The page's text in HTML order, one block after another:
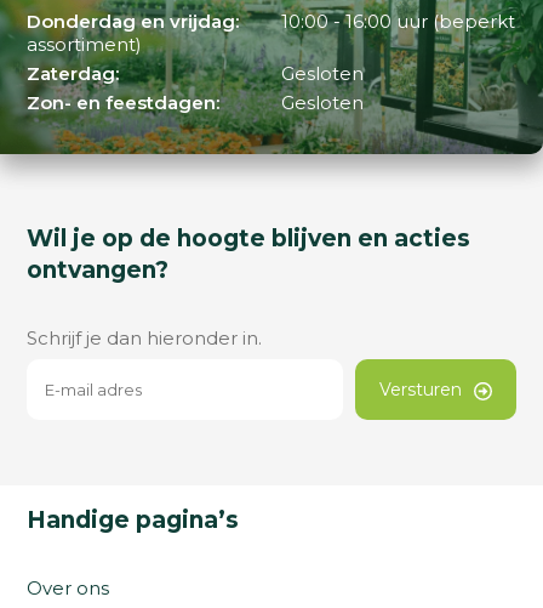
Donderdag en vrijdag:
10:00 - 16:00 uur (beperkt
assortiment)
Zaterdag:
Gesloten
Zon- en feestdagen:
Gesloten
Wil je op de hoogte blijven en acties
ontvangen?
Schrijf je dan hieronder in.
Versturen
Handige pagina’s
Over ons